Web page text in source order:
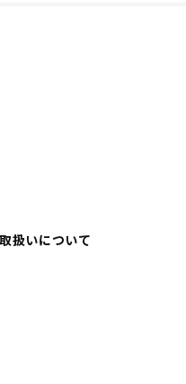
扱いについて